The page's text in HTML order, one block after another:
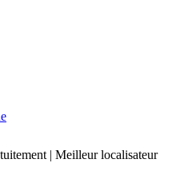
| Meilleur localisateur